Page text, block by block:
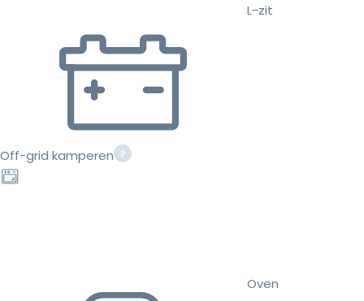
L-zit
Off-grid kamperen
Oven